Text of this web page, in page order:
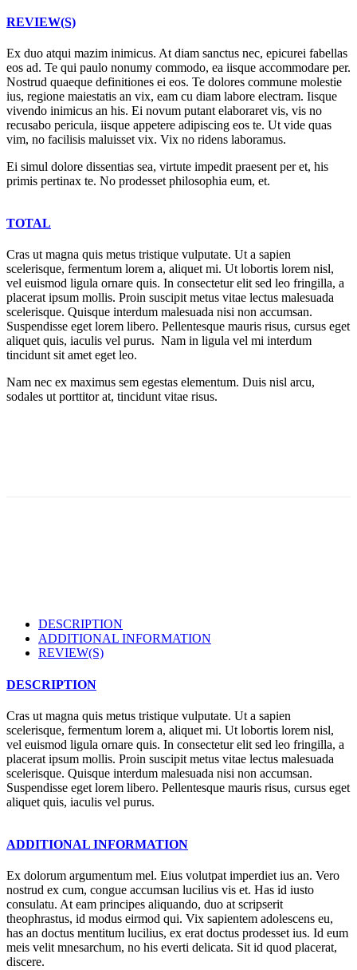
REVIEW(S)
Ex duo atqui mazim inimicus. At diam sanctus nec, epicurei fabellas
eos ad. Te qui paulo nonumy commodo, ea iisque accommodare per.
Nostrud quaeque definitiones ei eos. Te dolores commune molestie
ius, regione maiestatis an vix, eam cu diam labore electram. Iisque
vivendo inimicus an his. Ei novum putant elaboraret vis, vis no
recusabo pericula, iisque appetere adipiscing eos te. Ut vide quas
vim, no facilisis maluisset vix. Vix no ridens laboramus.
Ei simul dolore dissentias sea, virtute impedit praesent per et, his
primis pertinax te. No prodesset philosophia eum, et.
TOTAL
Cras ut magna quis metus tristique vulputate. Ut a sapien
scelerisque, fermentum lorem a, aliquet mi. Ut lobortis lorem nisl,
vel euismod ligula ornare quis. In consectetur elit sed leo fringilla, a
placerat ipsum mollis. Proin suscipit metus vitae lectus malesuada
scelerisque. Quisque interdum malesuada nisi non accumsan.
Suspendisse eget lorem libero. Pellentesque mauris risus, cursus eget
aliquet quis, iaculis vel purus. Nam in ligula vel mi interdum
tincidunt sit amet eget leo.
Nam nec ex maximus sem egestas elementum. Duis nisl arcu,
sodales ut porttitor at, tincidunt vitae risus.
DESCRIPTION
ADDITIONAL INFORMATION
REVIEW(S)
DESCRIPTION
Cras ut magna quis metus tristique vulputate. Ut a sapien
scelerisque, fermentum lorem a, aliquet mi. Ut lobortis lorem nisl,
vel euismod ligula ornare quis. In consectetur elit sed leo fringilla, a
placerat ipsum mollis. Proin suscipit metus vitae lectus malesuada
scelerisque. Quisque interdum malesuada nisi non accumsan.
Suspendisse eget lorem libero. Pellentesque mauris risus, cursus eget
aliquet quis, iaculis vel purus.
ADDITIONAL INFORMATION
Ex dolorum argumentum mel. Eius volutpat imperdiet ius an. Vero
nostrud ex cum, congue accumsan lucilius vis et. Has id iusto
consulatu. At eam principes aliquando, duo at scripserit
theophrastus, id modus eirmod qui. Vix sapientem adolescens eu,
has an doctus mentitum lucilius, ex erat doctus prodesset ius. Id eum
meis velit mnesarchum, no his everti delicata. Sit id quod placerat,
discere.